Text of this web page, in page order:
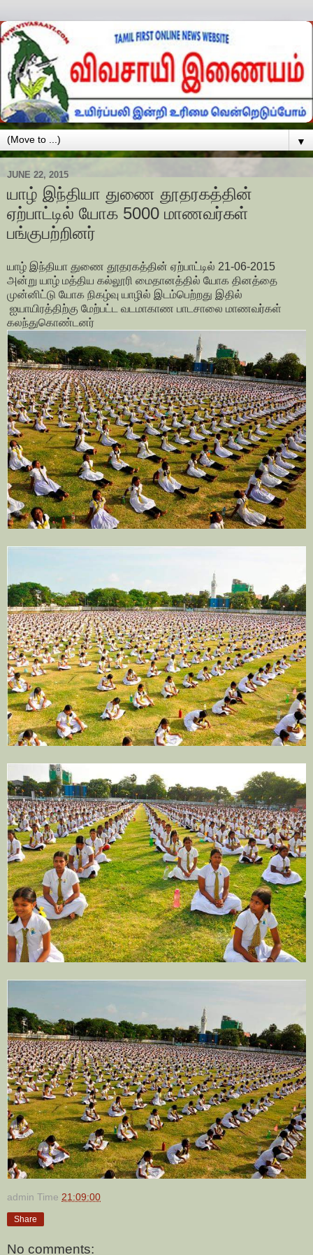
▼
JUNE 22, 2015
யாழ் இந்தியா துணை தூதரகத்தின்
ஏற்பாட்டில் யோக 5000 மாணவர்கள்
பங்குபற்றினர்
யாழ் இந்தியா துணை தூதரகத்தின் ஏற்பாட்டில் 21-06-2015
அன்று யாழ் மத்திய கல்லூரி மைதானத்தில் யோக தினத்தை
முன்னிட்டு யோக நிகழ்வு யாழில் இடம்பெற்றது இதில்
ஐயாயிரத்திற்கு மேற்பட்ட வடமாகாண பாடசாலை மாணவர்கள்
கலந்துகொண்டனர்
admin Time 21:09:00
Share
No comments: